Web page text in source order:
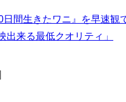
日間生きたワニ』を早速
出来る最低クオリティ」